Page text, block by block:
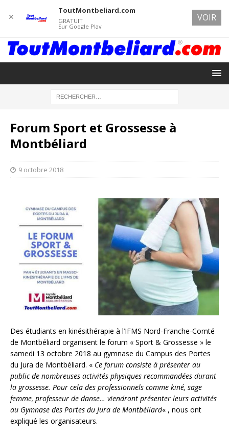
Forum Sport et Grossesse à
Montbéliard
9 octobre 2018
Des étudiants en kinésithérapie à l’IFMS Nord-Franche-Comté
de Montbéliard organisent le forum « Sport & Grossesse » le
samedi 13 octobre 2018 au gymnase du Campus des Portes
du Jura de Montbéliard. « Ce forum consiste à présenter au
public de nombreuses activités physiques recommandées durant
la grossesse. Pour cela des professionnels comme kiné, sage
femme, professeur de danse… viendront présenter leurs activités
au Gymnase des Portes du Jura de Montbéliard« , nous ont
expliqué les organisateurs.
✕
ToutMontbeliard.com
GRATUIT
Sur Google Play
VOIR